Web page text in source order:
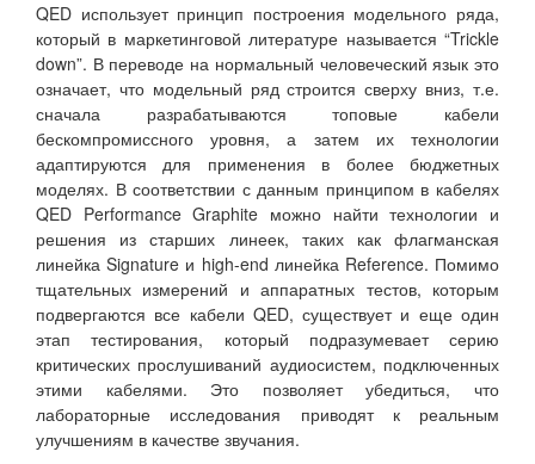
QED использует принцип построения модельного ряда,
который в маркетинговой литературе называется “Trickle
down”. В переводе на нормальный человеческий язык это
означает, что модельный ряд строится сверху вниз, т.е.
сначала разрабатываются топовые кабели
бескомпромиссного уровня, а затем их технологии
адаптируются для применения в более бюджетных
моделях. В соответствии с данным принципом в кабелях
QED Performance Graphite можно найти технологии и
решения из старших линеек, таких как флагманская
линейка Signature и high-end линейка Reference. Помимо
тщательных измерений и аппаратных тестов, которым
подвергаются все кабели QED, существует и еще один
этап тестирования, который подразумевает серию
критических прослушиваний аудиосистем, подключенных
этими кабелями. Это позволяет убедиться, что
лабораторные исследования приводят к реальным
улучшениям в качестве звучания.